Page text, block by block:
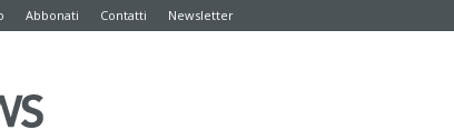
Abbonati Contatti Newsletter